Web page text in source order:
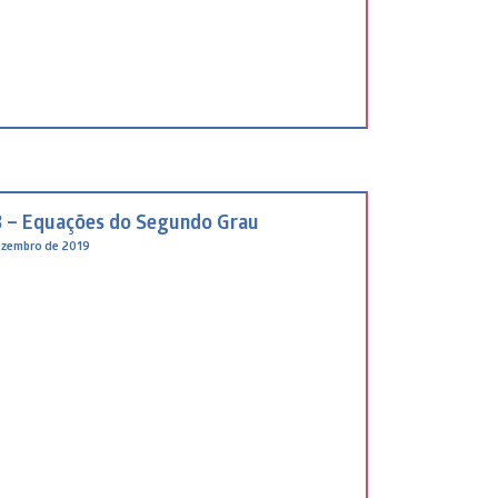
– Equações do Segundo Grau
de 2019